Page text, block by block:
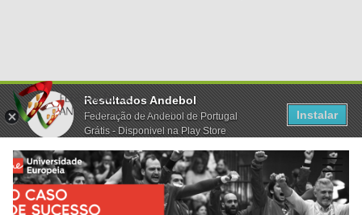
Resultados Andebol
Federação de Andebol de Portugal
Grátis - Disponivel na Play Store
Instalar